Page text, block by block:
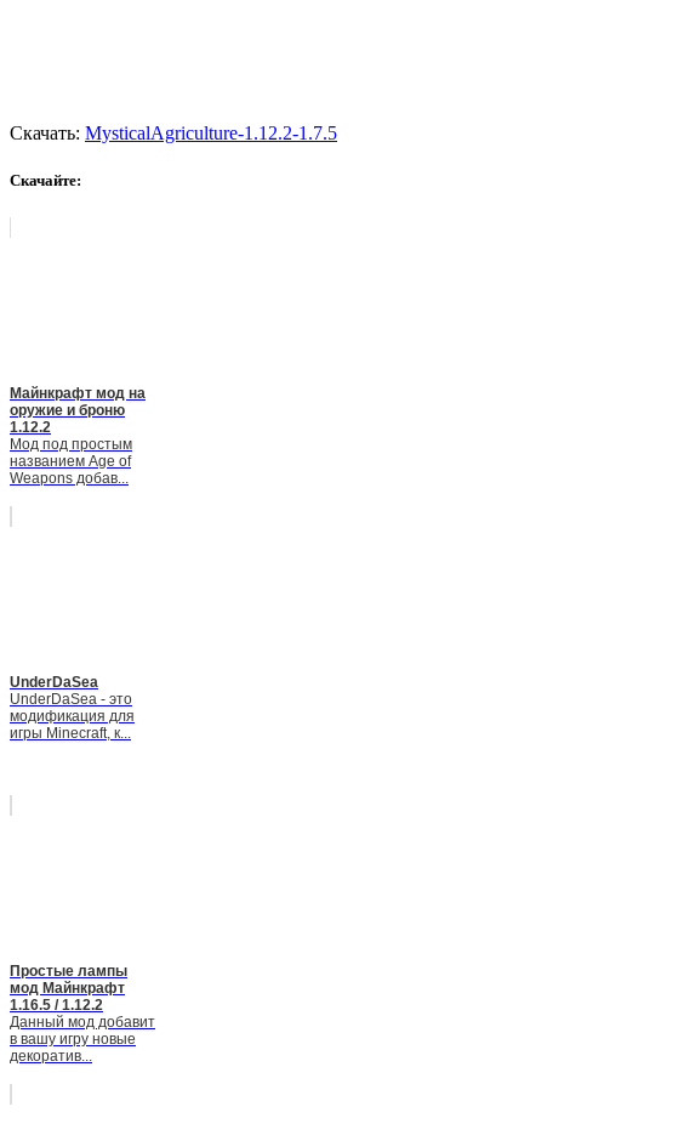
Скачать: MysticalAgriculture-1.12.2-1.7.5
Скачайте:
Майнкрафт мод на
оружие и броню
1.12.2
Мод под простым
названием Age of
Weapons добав...
UnderDaSea
UnderDaSea - это
модификация для
игры Minecraft, к...
Простые лампы
мод Майнкрафт
1.16.5 / 1.12.2
Данный мод добавит
в вашу игру новые
декоратив...